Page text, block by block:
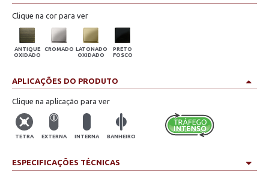
Clique na cor para ver
ANTIQUE
OXIDADO
CROMADO LATONADO
OXIDADO
PRETO
FOSCO
APLICAÇÕES DO PRODUTO
Clique na aplicação para ver
TETRA EXTERNA INTERNA BANHEIRO
ESPECIFICAÇÕES TÉCNICAS